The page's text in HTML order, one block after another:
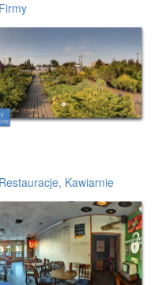
Firmy
Restauracje, Kawiarnie